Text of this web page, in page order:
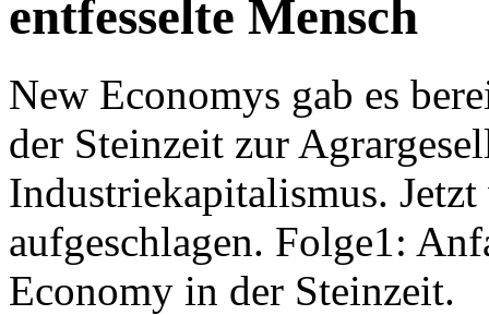
entfesselte Mensch
New Economys gab es
der Steinzeit zur
Industriekapitalismus.
aufgeschlagen. Folge1:
Economy in der Steinzeit.